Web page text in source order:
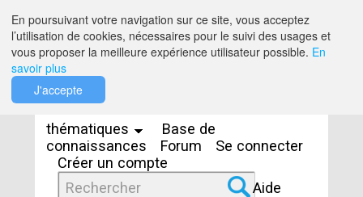
thématiques
Base de
connaissances
Forum
Se connecter
Créer un compte
Aide
En poursuivant votre navigation sur ce site, vous acceptez
l’utilisation de cookies, nécessaires pour le suivi des usages et
vous proposer la meilleure expérience utilisateur possible. En
savoir plus
J'accepte